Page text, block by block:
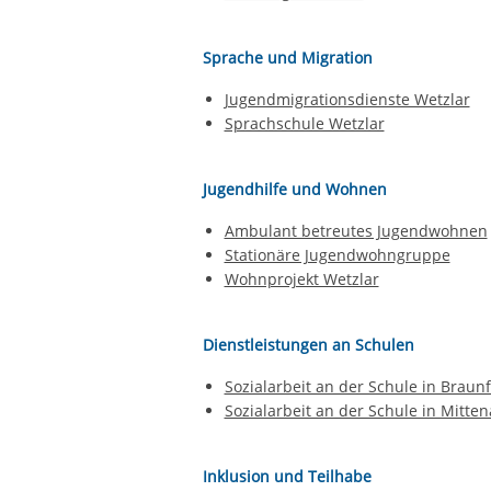
Sprache und Migration
Jugendmigrationsdienste Wetzlar
Sprachschule Wetzlar
Jugendhilfe und Wohnen
Ambulant betreutes Jugendwohnen
Stationäre Jugendwohngruppe
Wohnprojekt Wetzlar
Dienstleistungen an Schulen
Sozialarbeit an der Schule in
Sozialarbeit an der Schule in
Inklusion und Teilhabe